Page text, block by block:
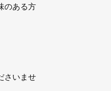
のある方
さいませ